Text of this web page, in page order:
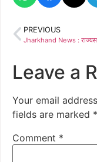
PREVIOUS
Leave a
Your email
fields are marked *
Comment *